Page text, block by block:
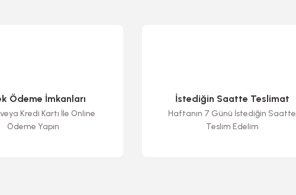
Ödeme İmkanları
Kredi Kartı İle Online
Ödeme Yapın
İstediğin Saatte Teslimat
Haftanın 7 Günü İstediğin Saatte
Teslim Edelim